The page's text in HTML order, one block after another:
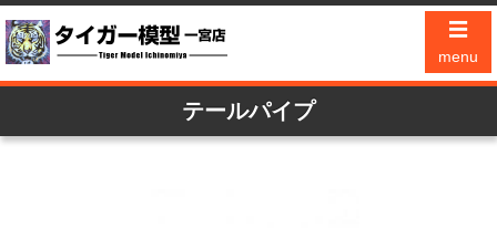
☰
menu
テールパイプ